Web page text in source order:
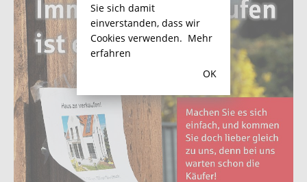
Sie sich damit
einverstanden, dass wir
Cookies verwenden. Mehr
erfahren
OK